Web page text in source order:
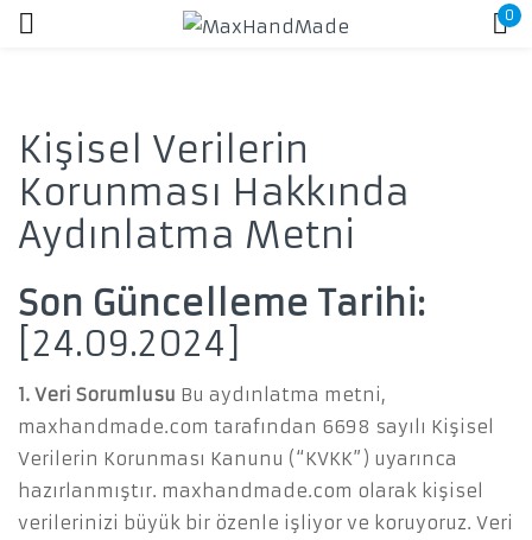
0
Kişisel Verilerin
Korunması Hakkında
Aydınlatma Metni
Son Güncelleme Tarihi:
[24.09.2024]
1. Veri Sorumlusu Bu aydınlatma metni,
maxhandmade.com tarafından 6698 sayılı Kişisel
Verilerin Korunması Kanunu (“KVKK”) uyarınca
hazırlanmıştır. maxhandmade.com olarak kişisel
verilerinizi büyük bir özenle işliyor ve koruyoruz. Veri
Beni hatırla Şifrenizi mi unuttunuz?
HESAP OLUŞTUR
Veya giriş yap